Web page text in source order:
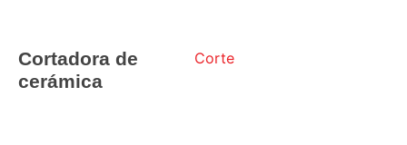
Cortadora de
cerámica
Corte